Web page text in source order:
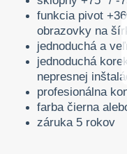
funkcia pivot
obrazovky na
jednoduchá a
jednoduchá
nepresnej
profesionálna
farba čierna
záruka 5 rokov